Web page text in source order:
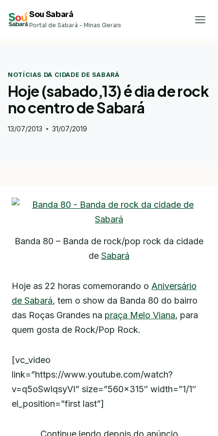
para
Sou Sabará
Portal de Sabará - Minas Gerais
NOTÍCIAS DA CIDADE DE SABARÁ
Hoje (sabado,13) é dia de rock
no centro de Sabará
13/07/2013 31/07/2019
Banda 80 – Banda de rock/pop rock da cidade
de Sabará
Hoje as 22 horas comemorando o Aniversário
de Sabará, tem o show da Banda 80 do bairro
das Roças Grandes na praça Melo Viana, para
quem gosta de Rock/Pop Rock.
[vc_video
link=”https://www.youtube.com/watch?
v=q5oSwlqsyVI” size=”560×315″ width=”1/1″
el_position=”first last”]
Continue lendo depois do anúncio